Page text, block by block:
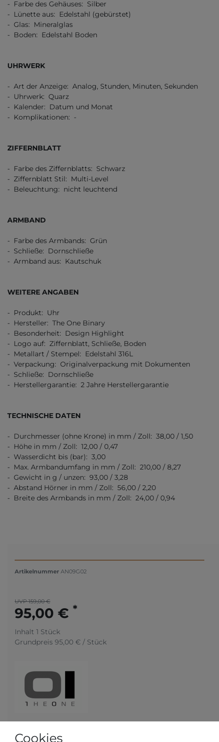
- Farbe des Gehäuses: Silber
- Lünette aus: Edelstahl (gebürstet)
- Glas: Mineralglas
- Boden: Edelstahl Boden
UHRWERK
- Art der Anzeige: Analog, Stunden, Minuten, Sekunden
- Uhrwerk: Quarz
- Kalender: Datum und Monat
- Komplikationen: -
ZIFFERNBLATT
- Farbe des Ziffernblatts: Schwarz
- Ziffernblatt Stil: Multi-Level
- Beleuchtung: nicht leuchtend
ARMBAND
- Farbe des Armbands: Grün
- Schließe: Dornschließe
- Armband aus: Kautschuk
WEITERE ANGABEN
- Produkt: Uhr
- Hersteller: The One Binary
- Besonderheit: Design Highlight
- Logo auf: Ziffernblatt, Schließe, Boden
- Metallart / Stempel: Edelstahl 316L
- Verpackung: Originalverpackung mit Dokumenten
- Schließe: Dornschließe
- Herstellergarantie: 2 Jahre Herstellergarantie
TECHNISCHE DATEN
- Durchmesser (ohne Krone) in mm / Zoll: 38,00 / 1,50
- Höhe in mm / Zoll: 12,00 / 0,47
- Wasserdicht bis (bar): 3,00
- Max. Armbandumfang in mm / Zoll: 210,00 / 8,27
- Gewicht in g / unzen: 93,00 / 3,28
- Abstand Hörner in mm / Zoll: 56,00 / 2,20
- Breite des Armbands in mm / Zoll: 24,00 / 0,94
Artikelnummer AN09G02
UVP 159,00 €
95,00 € *
Inhalt 1 Stück
Grundpreis 95,00 € / Stück
Cookies